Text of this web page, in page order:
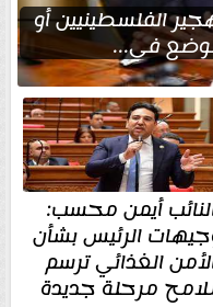
الفلسطينيين أو
في...
أيمن محسب:
الرئيس بشأن
الغذائي ترسم
مرحلة جديدة